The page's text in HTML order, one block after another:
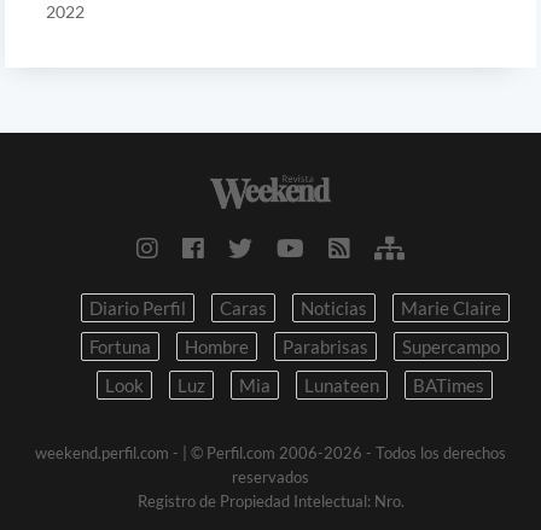
2022
Diario Perfil Caras Noticias
Marie Claire
Fortuna
Hombre Parabrisas
Supercampo
Look
Luz Mia Lunateen BATimes
weekend.perfil.com - | © Perfil.com 2006-2026 - Todos los derechos
reservados
Registro de Propiedad Intelectual: Nro.